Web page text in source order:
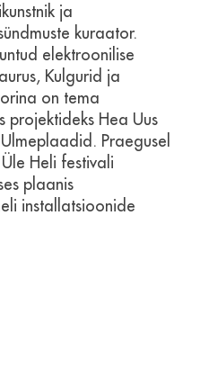
ja
kuraator.
elektroonilise
Kulgurid ja
on tema
projektideks Hea Uus
Praegusel
Heli festivali
plaanis
installatsioonide